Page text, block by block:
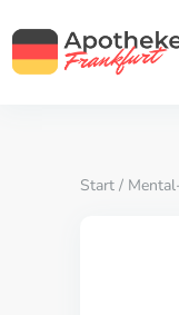
Start /